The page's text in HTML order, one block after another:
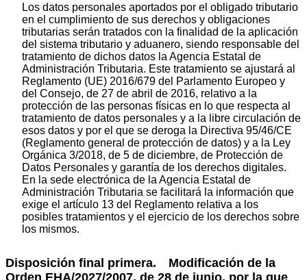
Los datos personales aportados por el obligado tributario
en el cumplimiento de sus derechos y obligaciones
tributarias serán tratados con la finalidad de la aplicación
del sistema tributario y aduanero, siendo responsable del
tratamiento de dichos datos la Agencia Estatal de
Administración Tributaria. Este tratamiento se ajustará al
Reglamento (UE) 2016/679 del Parlamento Europeo y
del Consejo, de 27 de abril de 2016, relativo a la
protección de las personas físicas en lo que respecta al
tratamiento de datos personales y a la libre circulación de
esos datos y por el que se deroga la Directiva 95/46/CE
(Reglamento general de protección de datos) y a la Ley
Orgánica 3/2018, de 5 de diciembre, de Protección de
Datos Personales y garantía de los derechos digitales.
En la sede electrónica de la Agencia Estatal de
Administración Tributaria se facilitará la información que
exige el artículo 13 del Reglamento relativa a los
posibles tratamientos y el ejercicio de los derechos sobre
los mismos.
Disposición final primera. Modificación de la
Orden EHA/2027/2007, de 28 de junio, por la que